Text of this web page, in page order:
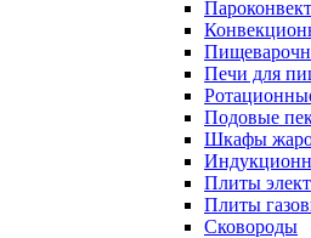
Печи для
Подовые
Шкафы
Плиты
Плиты
Сковороды